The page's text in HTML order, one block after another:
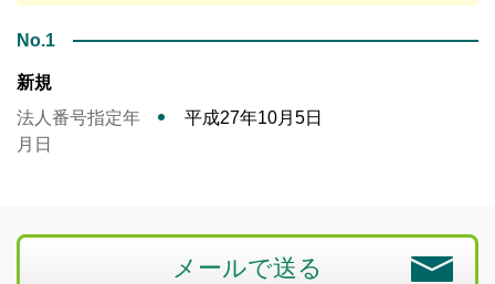
No.1
新規
法人番号指定年
月日
平成27年10月5日
メールで送る